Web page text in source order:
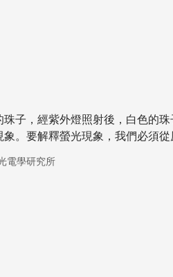
子，經紫外燈照射後，白色的
。要解釋螢光現象，我們必須
子從高能階回到低能階會放光，這
電學研究所